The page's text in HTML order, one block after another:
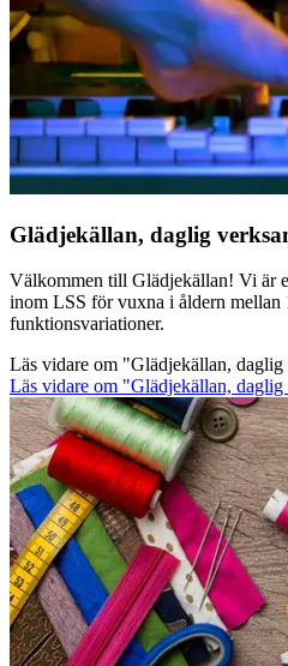
Glädjekällan, daglig
Välkommen till Glädjekällan! Vi är
inom LSS för vuxna i åldern mellan
funktionsvariationer.
Läs vidare om "Glädjekällan,
Läs vidare om "Glädjekällan,